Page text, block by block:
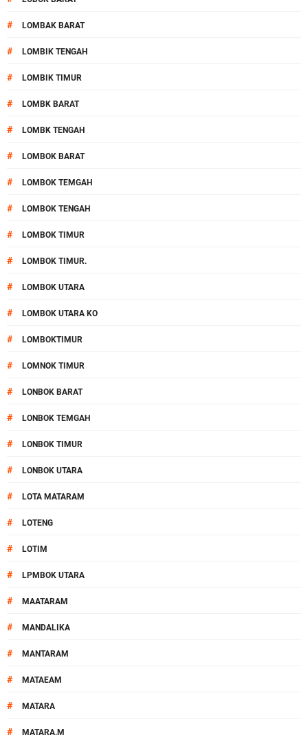
# LOMBAK BARAT
# LOMBIK TENGAH
# LOMBIK TIMUR
# LOMBK BARAT
# LOMBK TENGAH
# LOMBOK BARAT
# LOMBOK TEMGAH
# LOMBOK TENGAH
# LOMBOK TIMUR
# LOMBOK TIMUR.
# LOMBOK UTARA
# LOMBOK UTARA KO
# LOMBOKTIMUR
# LOMNOK TIMUR
# LONBOK BARAT
# LONBOK TEMGAH
# LONBOK TIMUR
# LONBOK UTARA
# LOTA MATARAM
# LOTENG
# LOTIM
# LPMBOK UTARA
# MAATARAM
# MANDALIKA
# MANTARAM
# MATAEAM
# MATARA
# MATARA.M